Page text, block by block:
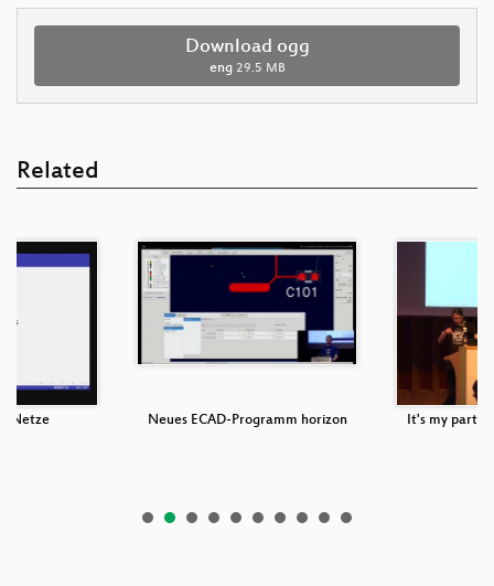
Download ogg
eng 29.5 MB
Related
Netze Neues ECAD-Programm horizon It's my party